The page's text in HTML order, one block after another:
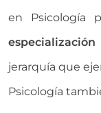
en Psicología
especialización
jerarquía que
Psicología